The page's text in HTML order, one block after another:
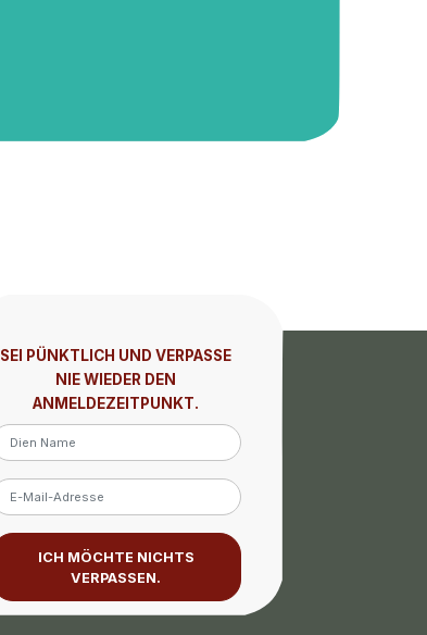
SEI PÜNKTLICH UND VERPASSE
NIE WIEDER DEN
ANMELDEZEITPUNKT.
ICH MÖCHTE NICHTS
VERPASSEN.